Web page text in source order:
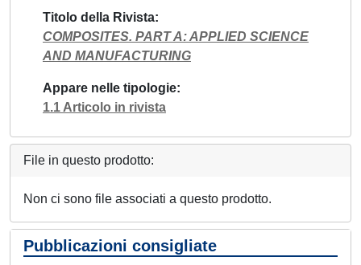
Titolo della Rivista
COMPOSITES. PART A: APPLIED SCIENCE
AND MANUFACTURING
Appare nelle tipologie
1.1 Articolo in rivista
File in questo prodotto:
Non ci sono file associati a questo prodotto.
Pubblicazioni consigliate